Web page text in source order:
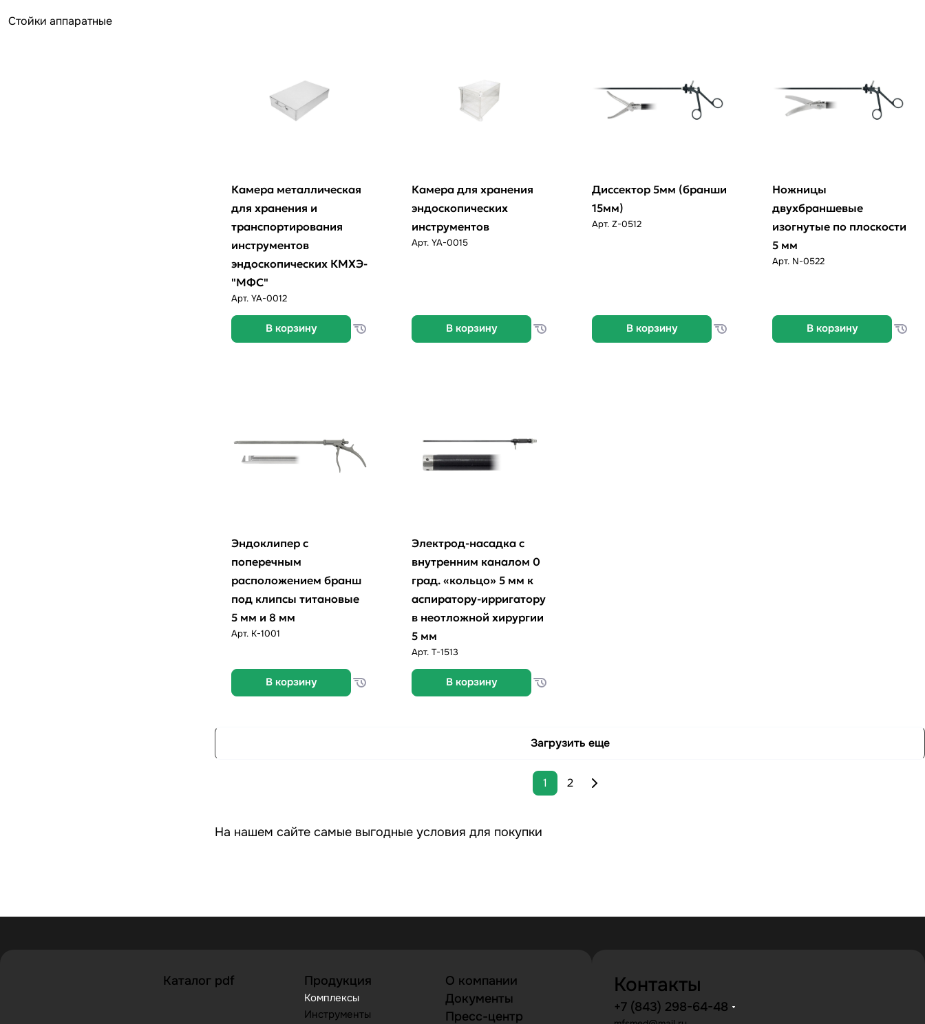
Камера металлическая
для хранения и
транспортирования
инструментов
эндоскопических КМХЭ-
"МФС"
Арт. YA-0012
В корзину
Камера для хранения
эндоскопических
инструментов
Арт. YA-0015
В корзину
Диссектор 5мм (бранши
15мм)
Арт. Z-0512
В корзину
Ножницы
двухбраншевые
изогнутые по плоскости
5 мм
Арт. N-0522
В корзину
Эндоклипер с
поперечным
расположением бранш
под клипсы титановые
5 мм и 8 мм
Арт. K-1001
В корзину
Электрод-насадка с
внутренним каналом 0
град. «кольцо» 5 мм к
аспиратору-ирригатору
в неотложной хирургии
5 мм
Арт. T-1513
В корзину
Загрузить еще
1 2
На нашем сайте самые выгодные условия для покупки
Стойки аппаратные
Каталог pdf Продукция
Комплексы
Инструменты
О компании
Документы
Пресс-центр
Контакты
+7 (843) 298-64-48